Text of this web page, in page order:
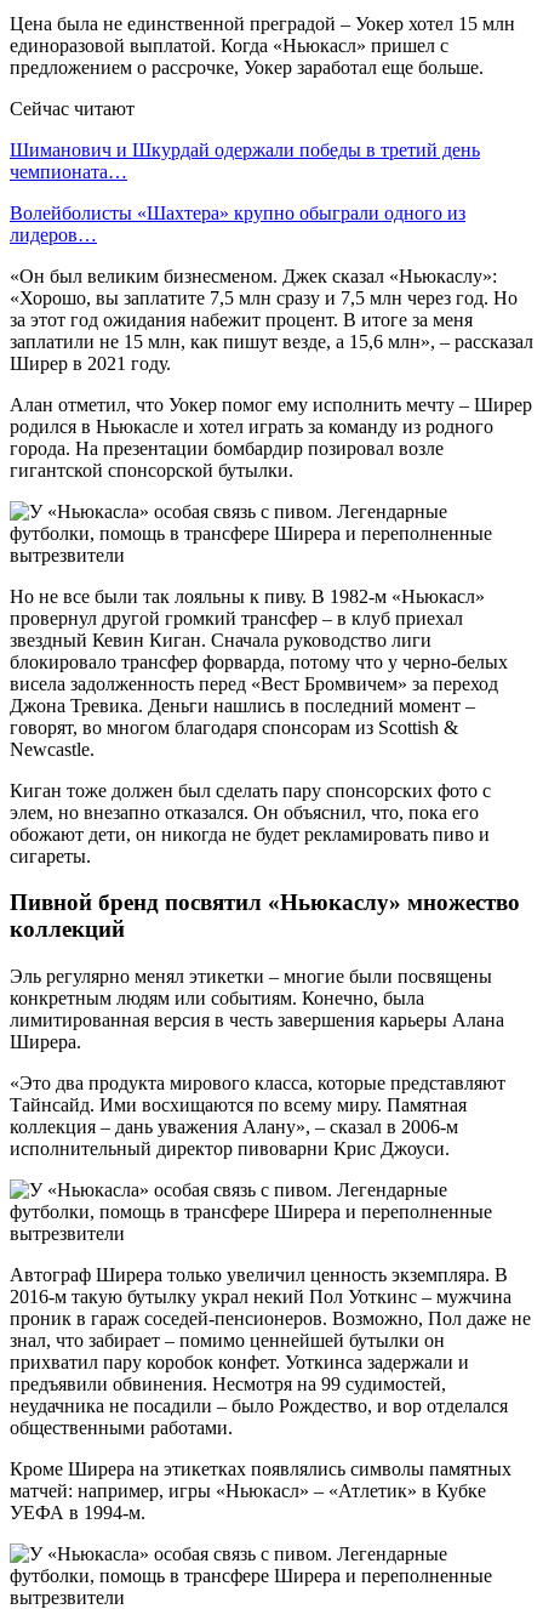
Цена была не единственной преградой – Уокер хотел 15 млн
единоразовой выплатой. Когда «Ньюкасл» пришел с
предложением о рассрочке, Уокер заработал еще больше.
Сейчас читают
Шиманович и Шкурдай одержали победы в третий день
чемпионата…
Волейболисты «Шахтера» крупно обыграли одного из
лидеров…
«Он был великим бизнесменом. Джек сказал «Ньюкаслу»:
«Хорошо, вы заплатите 7,5 млн сразу и 7,5 млн через год. Но
за этот год ожидания набежит процент. В итоге за меня
заплатили не 15 млн, как пишут везде, а 15,6 млн», – рассказал
Ширер в 2021 году.
Алан отметил, что Уокер помог ему исполнить мечту – Ширер
родился в Ньюкасле и хотел играть за команду из родного
города. На презентации бомбардир позировал возле
гигантской спонсорской бутылки.
Но не все были так лояльны к пиву. В 1982-м «Ньюкасл»
провернул другой громкий трансфер – в клуб приехал
звездный Кевин Киган. Сначала руководство лиги
блокировало трансфер форварда, потому что у черно-белых
висела задолженность перед «Вест Бромвичем» за переход
Джона Тревика. Деньги нашлись в последний момент –
говорят, во многом благодаря спонсорам из Scottish &
Newcastle.
Киган тоже должен был сделать пару спонсорских фото с
элем, но внезапно отказался. Он объяснил, что, пока его
обожают дети, он никогда не будет рекламировать пиво и
сигареты.
Пивной бренд посвятил «Ньюкаслу» множество
коллекций
Эль регулярно менял этикетки – многие были посвящены
конкретным людям или событиям. Конечно, была
лимитированная версия в честь завершения карьеры Алана
Ширера.
«Это два продукта мирового класса, которые представляют
Тайнсайд. Ими восхищаются по всему миру. Памятная
коллекция – дань уважения Алану», – сказал в 2006-м
исполнительный директор пивоварни Крис Джоуси.
Автограф Ширера только увеличил ценность экземпляра. В
2016-м такую бутылку украл некий Пол Уоткинс – мужчина
проник в гараж соседей-пенсионеров. Возможно, Пол даже не
знал, что забирает – помимо ценнейшей бутылки он
прихватил пару коробок конфет. Уоткинса задержали и
предъявили обвинения. Несмотря на 99 судимостей,
неудачника не посадили – было Рождество, и вор отделался
общественными работами.
Кроме Ширера на этикетках появлялись символы памятных
матчей: например, игры «Ньюкасл» – «Атлетик» в Кубке
УЕФА в 1994-м.